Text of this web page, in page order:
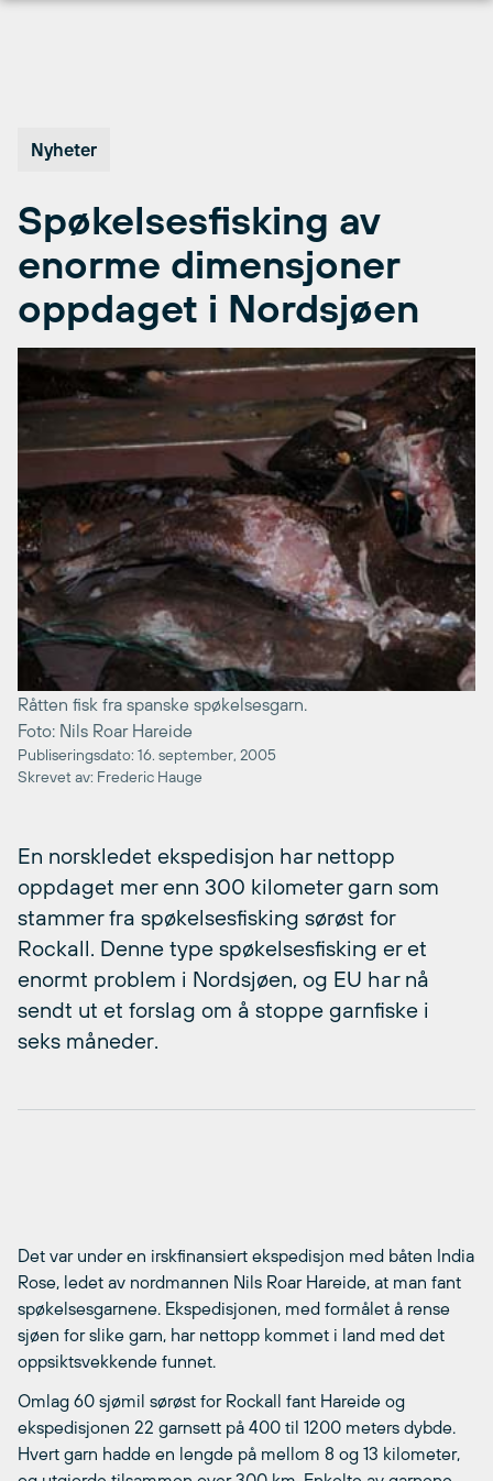
Nyheter
Spøkelsesfisking av
enorme dimensjoner
oppdaget i Nordsjøen
Råtten fisk fra spanske spøkelsesgarn.
Foto: Nils Roar Hareide
Publiseringsdato: 16. september, 2005
Skrevet av: Frederic Hauge
En norskledet ekspedisjon har nettopp
oppdaget mer enn 300 kilometer garn som
stammer fra spøkelsesfisking sørøst for
Rockall. Denne type spøkelsesfisking er et
enormt problem i Nordsjøen, og EU har nå
sendt ut et forslag om å stoppe garnfiske i
seks måneder.
Det var under en irskfinansiert ekspedisjon med båten India
Rose, ledet av nordmannen Nils Roar Hareide, at man fant
spøkelsesgarnene. Ekspedisjonen, med formålet å rense
sjøen for slike garn, har nettopp kommet i land med det
oppsiktsvekkende funnet.
Omlag 60 sjømil sørøst for Rockall fant Hareide og
ekspedisjonen 22 garnsett på 400 til 1200 meters dybde.
Hvert garn hadde en lengde på mellom 8 og 13 kilometer,